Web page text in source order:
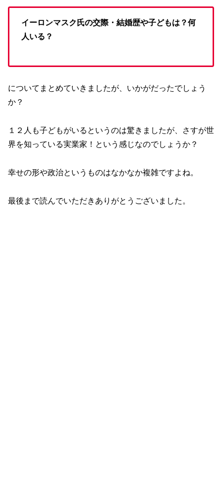
イーロンマスク氏の交際・結婚歴や子どもは？何
人いる？
についてまとめていきましたが、いかがだったでしょう
か？
１２人も子どもがいるというのは驚きましたが、さすが世
界を知っている実業家！という感じなのでしょうか？
幸せの形や政治というものはなかなか複雑ですよね。
最後まで読んでいただきありがとうございました。